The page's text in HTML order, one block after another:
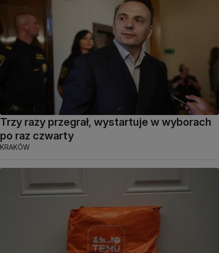
Trzy razy przegrał, wystartuje w wyborach
po raz czwarty
KRAKÓW